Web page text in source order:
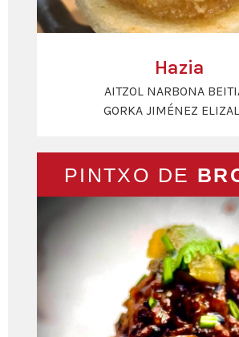
Hazia
AITZOL NARBONA
GORKA JIMÉNEZ
PINTXO DE